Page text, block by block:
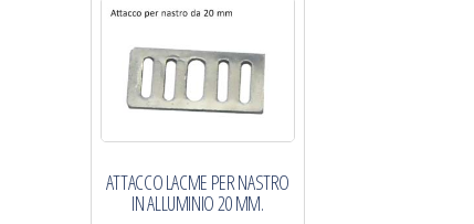
ATTACCO LACME PER NASTRO
IN ALLUMINIO 20 MM.